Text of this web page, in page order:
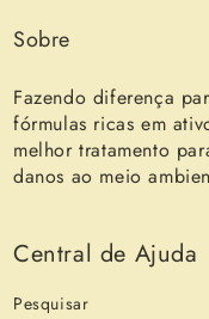
Sobre
Fazendo diferença
fórmulas ricas em
melhor tratamento
danos ao meio
Central de Ajuda
Pesquisar